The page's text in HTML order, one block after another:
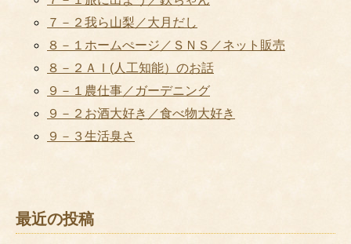
７－２我ら山梨／大月だし
８－１ホームぺージ／ＳＮＳ／ネット販売
８－２ＡＩ(人工知能）のお話
９－１農仕事／ガーデニング
９－２お酒大好き／食べ物大好き
９－３生活臭さ
最近の投稿